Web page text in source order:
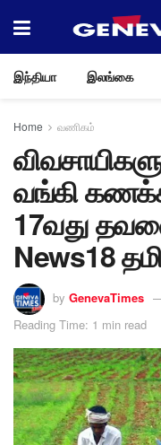
இந்தியா இலங்கை
Home வணிகம்
வங்கி
17வது
News18
by GenevaTimes
Reading Time: 1 min read